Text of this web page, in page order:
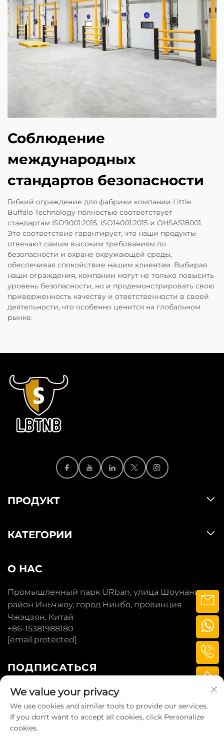
Соблюдение
международных
стандартов безопасности
Гибкий ограждение для фабрики компании Little
Buffalo Technology полностью соответствует
стандартам ISO9001:2015, ISO14001:2015 и OHSAS18001.
Это соответствие гарантирует, что наши продукты
отвечают самым высоким требованиям по
безопасности и охране окружающей среды,
обеспечивая спокойствие нашим клиентам. Выбирая
наши ограждения, компании могут не только повысить
уровень безопасности, но и продемонстрировать свою
приверженность качеству и ответственности в своей
деятельности, что особенно ценится на глобальном
рынке.
ПРОДУКТ
КАТЕГОРИИ
О НАС
Промышленный парк URban, улица Шоунань,
район Иньчжоу, город Нинбо, провинция
Чжэцзян, Китай
+86-15381988180
[email protected]
ПОДПИСАТЬСЯ
We value your privacy
We use cookies and similar tools to provide our services.
If you don't want to accept all cookies, click Personalize
cookies.